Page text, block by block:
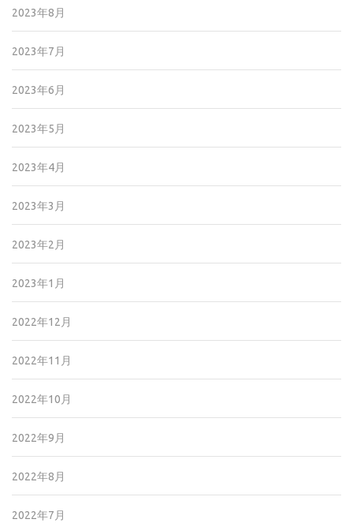
2023年8月
2023年7月
2023年6月
2023年5月
2023年4月
2023年3月
2023年2月
2023年1月
2022年12月
2022年11月
2022年10月
2022年9月
2022年8月
2022年7月